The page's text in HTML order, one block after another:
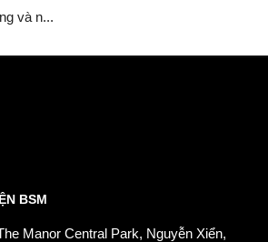
và n...
BSM
Manor Central Park, Nguyễn Xiển,